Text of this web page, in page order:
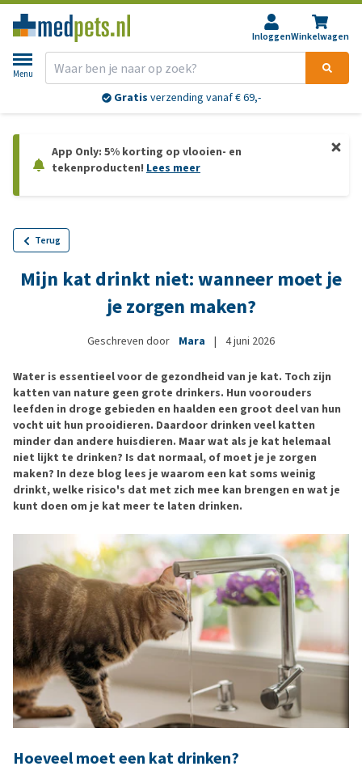
InloggenWinkelwagen
Menu
Gratis verzending vanaf € 69,-
App Only: 5% korting op vlooien- en
tekenproducten! Lees meer
Terug
Mijn kat drinkt niet: wanneer moet je
je zorgen maken?
Geschreven door Mara | 4 juni 2026
Water is essentieel voor de gezondheid van je kat. Toch zijn
katten van nature geen grote drinkers. Hun voorouders
leefden in droge gebieden en haalden een groot deel van hun
vocht uit hun prooidieren. Daardoor drinken veel katten
minder dan andere huisdieren. Maar wat als je kat helemaal
niet lijkt te drinken? Is dat normaal, of moet je je zorgen
maken? In deze blog lees je waarom een kat soms weinig
drinkt, welke risico's dat met zich mee kan brengen en wat je
kunt doen om je kat meer te laten drinken.
Hoeveel moet een kat drinken?